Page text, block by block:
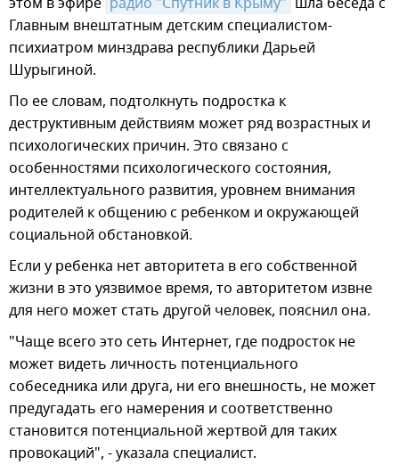
Главным внештатным детским специалистом-
психиатром минздрава республики Дарьей
Шурыгиной.
По ее словам, подтолкнуть подростка к
деструктивным действиям может ряд возрастных и
психологических причин. Это связано с
особенностями психологического состояния,
интеллектуального развития, уровнем внимания
родителей к общению с ребенком и окружающей
социальной обстановкой.
Если у ребенка нет авторитета в его собственной
жизни в это уязвимое время, то авторитетом извне
для него может стать другой человек, пояснил она.
"Чаще всего это сеть Интернет, где подросток не
может видеть личность потенциального
собеседника или друга, ни его внешность, не может
предугадать его намерения и соответственно
становится потенциальной жертвой для таких
провокаций", - указала специалист.